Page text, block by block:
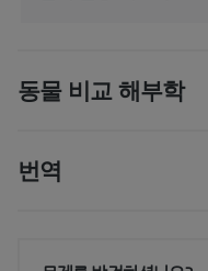
동물 비교 해부학
번역